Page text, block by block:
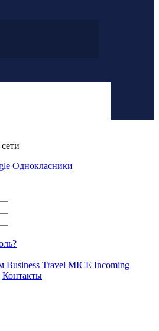
Однокласники
Business Travel MICE Incoming
Контакты